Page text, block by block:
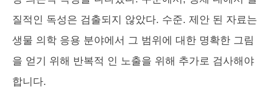
질적인 독성은 검출되지 않았다. 수준. 제안 된 자료는
생물 의학 응용 분야에서 그 범위에 대한 명확한 그림
을 얻기 위해 반복적 인 노출을 위해 추가로 검사해야
합니다.